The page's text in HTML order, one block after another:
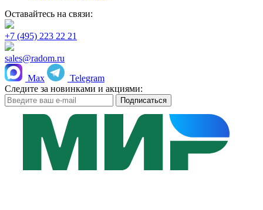
Оставайтесь на связи:
+7 (495) 223 22 21
sales@radom.ru
Max
Telegram
Следите за новинками и акциями: